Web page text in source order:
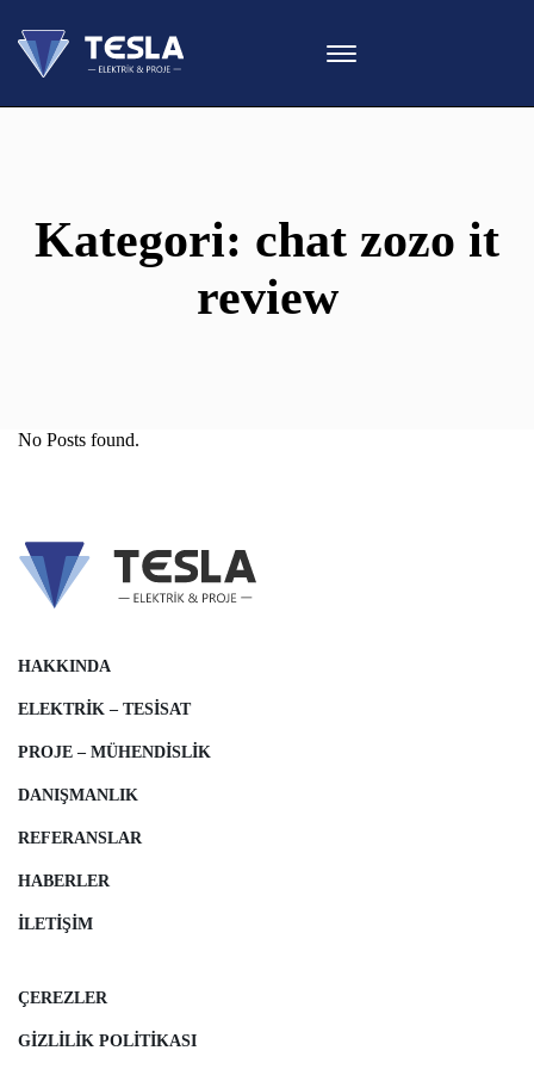
Kategori: chat zozo it
review
No Posts found.
HAKKINDA
ELEKTRIK – TESISAT
PROJE – MÜHENDISLIK
DANIŞMANLIK
REFERANSLAR
HABERLER
İLETIŞIM
ÇEREZLER
GIZLILIK POLITIKASI